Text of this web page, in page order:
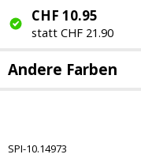
CHF 10.95
statt CHF 21.90
Andere Farben
SPI-10.14973